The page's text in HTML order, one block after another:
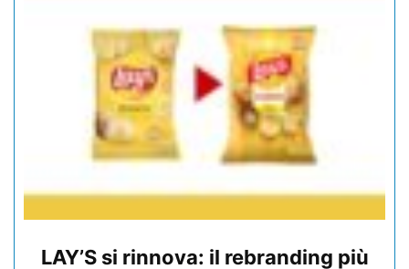
LAY’S si rinnova: il rebranding più